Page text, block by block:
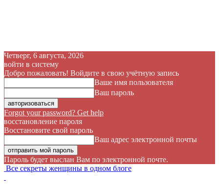
Четверг, 6 августа, 2026
войти в систему
Добро пожаловать! Войдите в свою учётную запись
Ваше имя пользователя
Ваш пароль
Forgot your password? Get help
восстановление пароля
Восстановите свой пароль
Ваш адрес электронной почты
Пароль будет выслан Вам по электронной почте.
Все секреты женщины в одном блоге